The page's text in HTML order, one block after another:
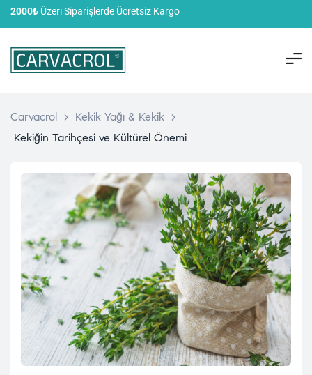
2000₺ Üzeri Siparişlerde Ücretsiz Kargo
Carvacrol > Kekik Yağı & Kekik >
Kekiğin Tarihçesi ve Kültürel Önemi